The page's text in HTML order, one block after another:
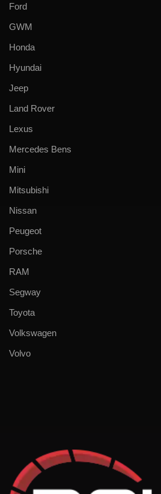
Ford
GWM
Honda
Hyundai
Jeep
Land Rover
Lexus
Mercedes Bens
Mini
Mitsubishi
Nissan
Peugeot
Porsche
RAM
Segway
Toyota
Volkswagen
Volvo